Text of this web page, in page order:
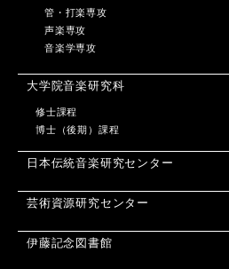
管・打楽専攻
声楽専攻
音楽学専攻
大学院音楽研究科
修士課程
博士（後期）課程
日本伝統音楽研究センター
芸術資源研究センター
伊藤記念図書館